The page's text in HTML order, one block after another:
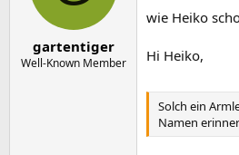
gartentiger
Well-Known Member
wie Heiko
Hi Heiko,
Solch ein
Namen